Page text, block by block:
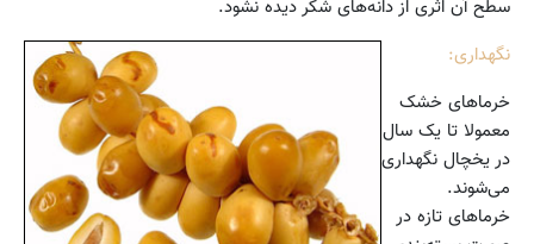
سطح آن اثری از دانه‌های شکر دیده نشود.
نگهداری:
خرماهای خشک
معمولا تا یک سال
در یخچال نگهداری
می‌شوند.
خرماهای تازه در